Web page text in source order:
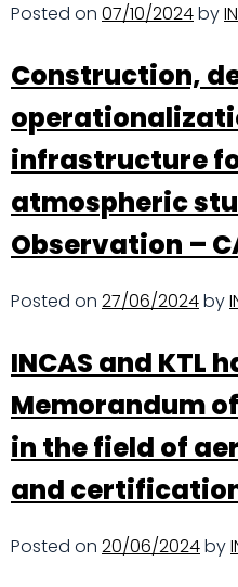
Posted on 07/10/2024by
Construction,
infrastructure
atmospheric
Observation –
Posted on 27/06/2024by
INCAS and KTL
Memorandum
in the field of
and
Posted on 20/06/2024by